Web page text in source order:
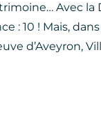
Avec
: 10 ! Mais,
d’Aveyron,